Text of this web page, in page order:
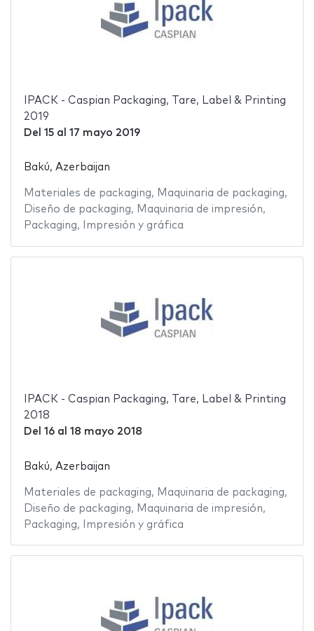
IPACK - Caspian Packaging, Tare, Label & Printing
2019
Del 15al 17 mayo 2019
Bakú, Azerbaijan
Materiales de packaging, Maquinaria de packaging,
Diseño de packaging, Maquinaria de impresión,
Packaging, Impresión y gráfica
IPACK - Caspian Packaging, Tare, Label & Printing
2018
Del 16al 18 mayo 2018
Bakú, Azerbaijan
Materiales de packaging, Maquinaria de packaging,
Diseño de packaging, Maquinaria de impresión,
Packaging, Impresión y gráfica